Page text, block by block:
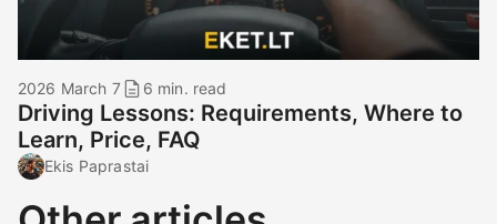
2026 March 7 6 min. read
Driving Lessons: Requirements, Where to
Learn, Price, FAQ
Ekis Paprastai